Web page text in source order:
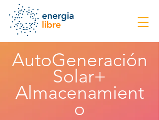
AutoGeneración
Solar+
Almacenamient
o